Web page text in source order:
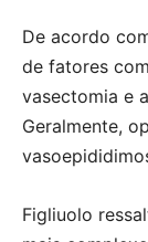
De acordo
de fatores
vasectomia e
Geralmente,
Figliuolo